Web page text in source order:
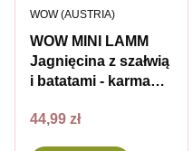
WOW MINI LAMM
Jagnięcina z szałwią
i batatami - karma
pełnoporcjowa dla
PRODUCENT
WOW (AUSTRIA)
Cena
44,99 zł